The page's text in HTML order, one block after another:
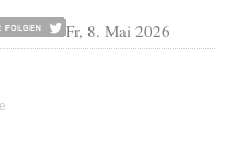
Fr, 8. Mai 2026